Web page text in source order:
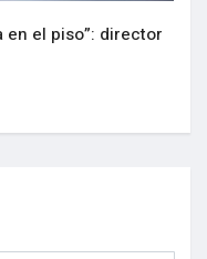
en el piso”: director